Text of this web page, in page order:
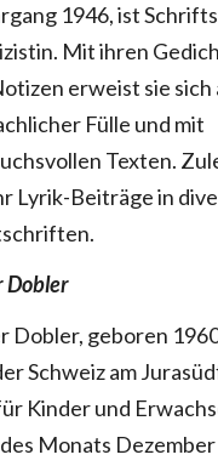
1946, ist
Mit ihren
erweist sie sich
Fülle und mit
Texten.
Lyrik-Beiträge in
Dobler
Dobler, geboren
Schweiz am
Kinder und
Monats